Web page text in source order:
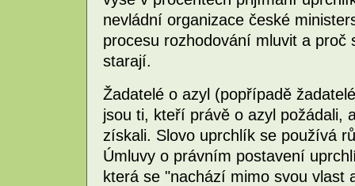
nevládní organizace české
procesu rozhodování mluvit a proč
starají.
Žadatelé o azyl (popřípadě
jsou ti, kteří právě o azyl požádali,
získali. Slovo uprchlík se používá
Úmluvy o právním postavení
která se "nachází mimo svou vlast